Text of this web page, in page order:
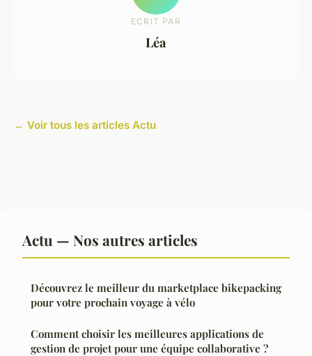
ECRIT PAR
Léa
← Voir tous les articles Actu
Actu — Nos autres articles
Découvrez le meilleur du marketplace bikepacking
pour votre prochain voyage à vélo
Comment choisir les meilleures applications de
gestion de projet pour une équipe collaborative ?